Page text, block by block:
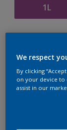
1L
Quantité
We respect
By clicking
on your device to
assist in our